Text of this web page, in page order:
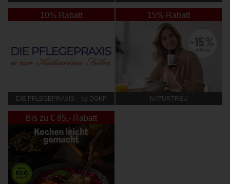
10% Rabatt
DIE PFLEGEPRAXIS – by DGKP
15% Rabatt
NATURTREU
Bis zu € 85,- Rabatt